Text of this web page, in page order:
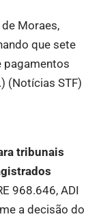
Moraes,
que sete
pagamentos
(Notícias STF)
tribunais
968.646, ADI
a decisão do